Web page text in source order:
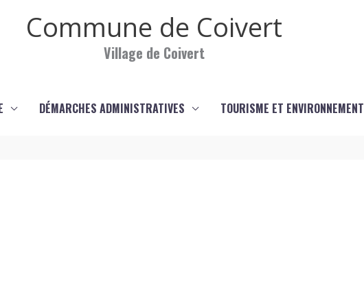
Commune de Coivert
Village de Coivert
DÉMARCHES ADMINISTRATIVES TOURISME ET ENVIRONNEMENT